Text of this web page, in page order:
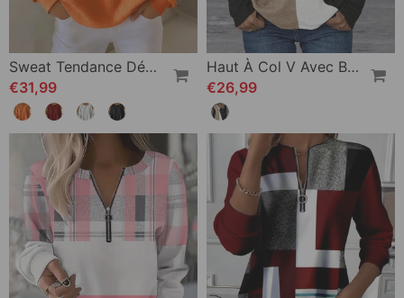
Sweat Tendance Décontracté Uni À Manches Longues
€31,99
Haut À Col V Avec Bouton Contrasté
€26,99